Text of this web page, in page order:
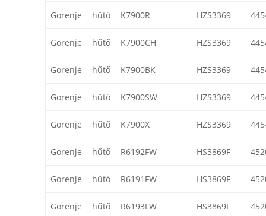
Gorenje hűtő K7900R HZS3369
Gorenje hűtő K7900CH HZS3369
Gorenje hűtő K7900BK HZS3369
Gorenje hűtő K7900SW HZS3369
Gorenje hűtő K7900X HZS3369
Gorenje hűtő R6192FW HS3869F
Gorenje hűtő R6191FW HS3869F
Gorenje hűtő R6193FW HS3869F